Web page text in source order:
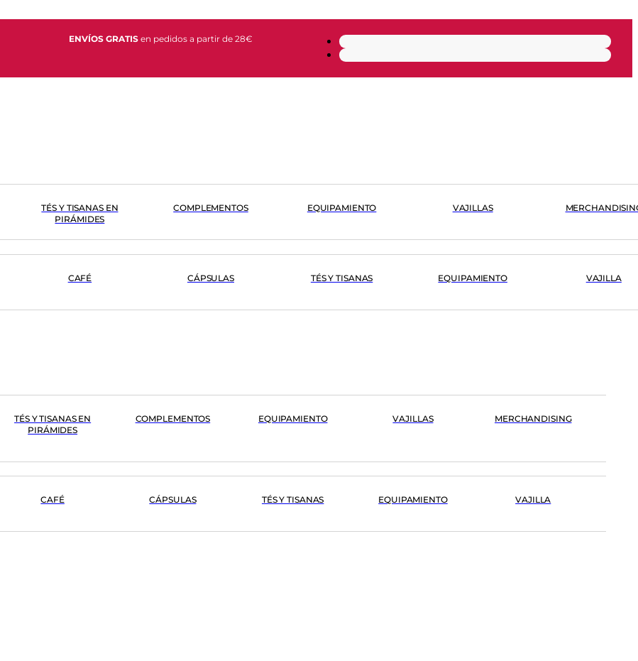
ENVÍOS GRATIS en pedidos a partir de 28€
TÉS Y TISANAS EN
PIRÁMIDES
COMPLEMENTOS EQUIPAMIENTO VAJILLAS
CAFÉ CÁPSULAS TÉS Y TISANAS EQUIPAMIENTO
VAJILLA
TÉS Y TISANAS EN
PIRÁMIDES
COMPLEMENTOS EQUIPAMIENTO VAJILLAS MERCHANDISING
CAFÉ CÁPSULAS TÉS Y TISANAS EQUIPAMIENTO VAJILLA